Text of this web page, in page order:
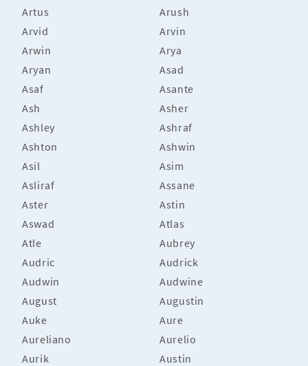
Artus
Arush
Arvid
Arvin
Arwin
Arya
Aryan
Asad
Asaf
Asante
Ash
Asher
Ashley
Ashraf
Ashton
Ashwin
Asil
Asim
Asliraf
Assane
Aster
Astin
Aswad
Atlas
Atle
Aubrey
Audric
Audrick
Audwin
Audwine
August
Augustin
Auke
Aure
Aureliano
Aurelio
Aurik
Austin